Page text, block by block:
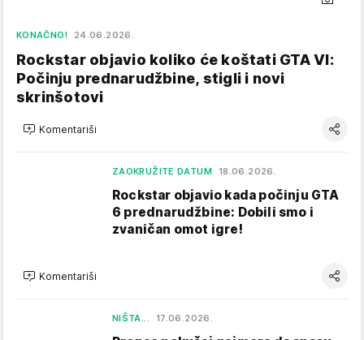
KONAČNO! 24.06.2026.
Rockstar objavio koliko će koštati GTA VI:
Počinju prednarudžbine, stigli i novi
skrinšotovi
Komentariši
ZAOKRUŽITE DATUM 18.06.2026.
Rockstar objavio kada počinju GTA
6 prednarudžbine: Dobili smo i
zvaničan omot igre!
Komentariši
NIŠTA... 17.06.2026.